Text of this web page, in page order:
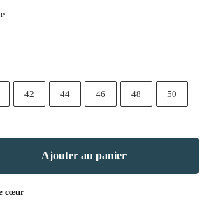
42 44 46 48 50
Ajouter au panier
cœur